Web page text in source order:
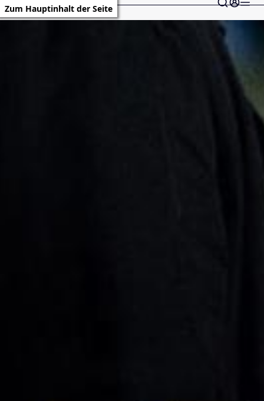
Zum Hauptinhalt der Seite